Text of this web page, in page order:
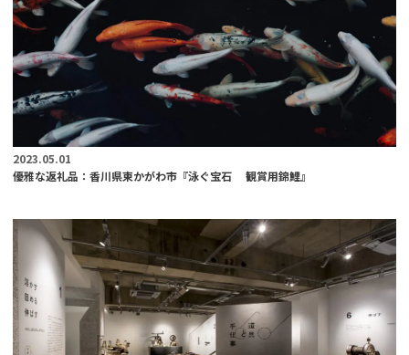
2023.05.01
優雅な返礼品：香川県東かがわ市『泳ぐ宝石 観賞用錦鯉』